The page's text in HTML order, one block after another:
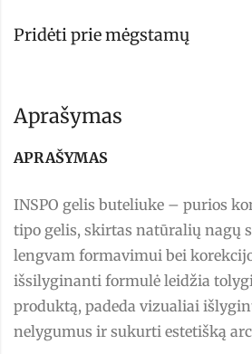
Pridėti prie mėgstamų
Aprašymas
APRAŠYMAS
INSPO gelis buteliuke – purios
tipo gelis, skirtas natūralių nagų
lengvam formavimui bei
išsilyginanti formulė leidžia
produktą, padeda vizualiai
nelygumus ir sukurti estetišką